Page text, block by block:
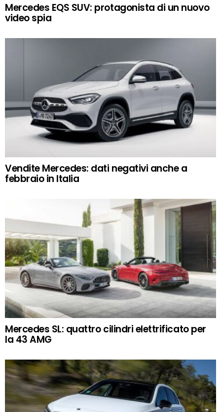
Mercedes EQS SUV: protagonista di un nuovo
video spia
Vendite Mercedes: dati negativi anche a
febbraio in Italia
Mercedes SL: quattro cilindri elettrificato per
la 43 AMG